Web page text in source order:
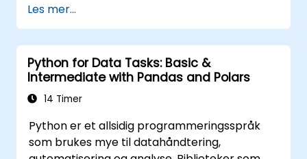
Forbedre data visualiseringsevnen ved å
opprette egendefinerte og interaktive
visualiseringer med Python.
Erverve avanserte
dataanalyseferdigheter ved bruk av
Python.
Les mer...
Python for Data Tasks: Basic &
Intermediate with Pandas and Polars
14 Timer
Python er et allsidig programmeringsspråk
som brukes mye til datahåndtering,